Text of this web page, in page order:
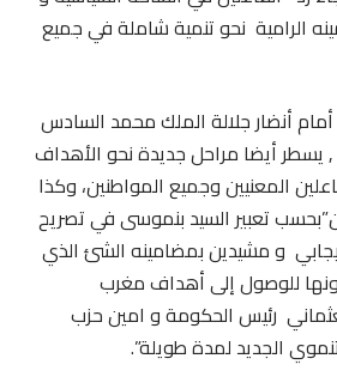
الرامية نحو تنمية شاملة في جميع
أنضار جلالة الملك محمد السادس
يسطر أيضا مراحل جديدة نحو الأهداف
المعنيين وجميع المواطنين، وكذا
تعبير السيد بنموسى في تصريح
و مشيدين بمضامينه الشئ الذي
للوصول إلى أهداف مغرب
رئيس الحكومة و امين حزب
الجديد لمدة طويلة”.